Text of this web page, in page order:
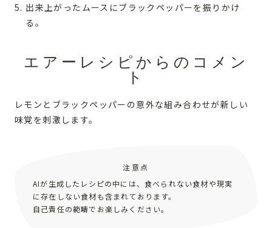
出来上がったムースにブラックペッパーを振りかけ
る。
エアーレシピからのコメン
ト
レモンとブラックペッパーの意外な組み合わせが新しい
味覚を刺激します。
注意点
AIが生成したレシピの中には、食べられない食材や現実
に存在しない食材も含まれております。
自己責任の範疇でお楽しみください。